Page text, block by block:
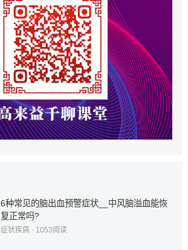
6种常见的脑出血预警症状__中风脑溢血能恢
复正常吗?
症状疾病· 1053阅读